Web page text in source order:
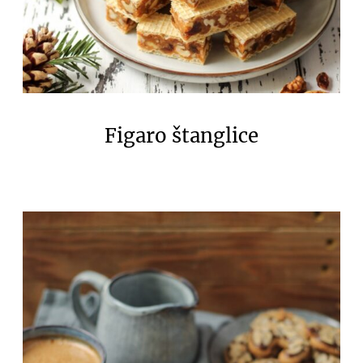
Figaro štanglice